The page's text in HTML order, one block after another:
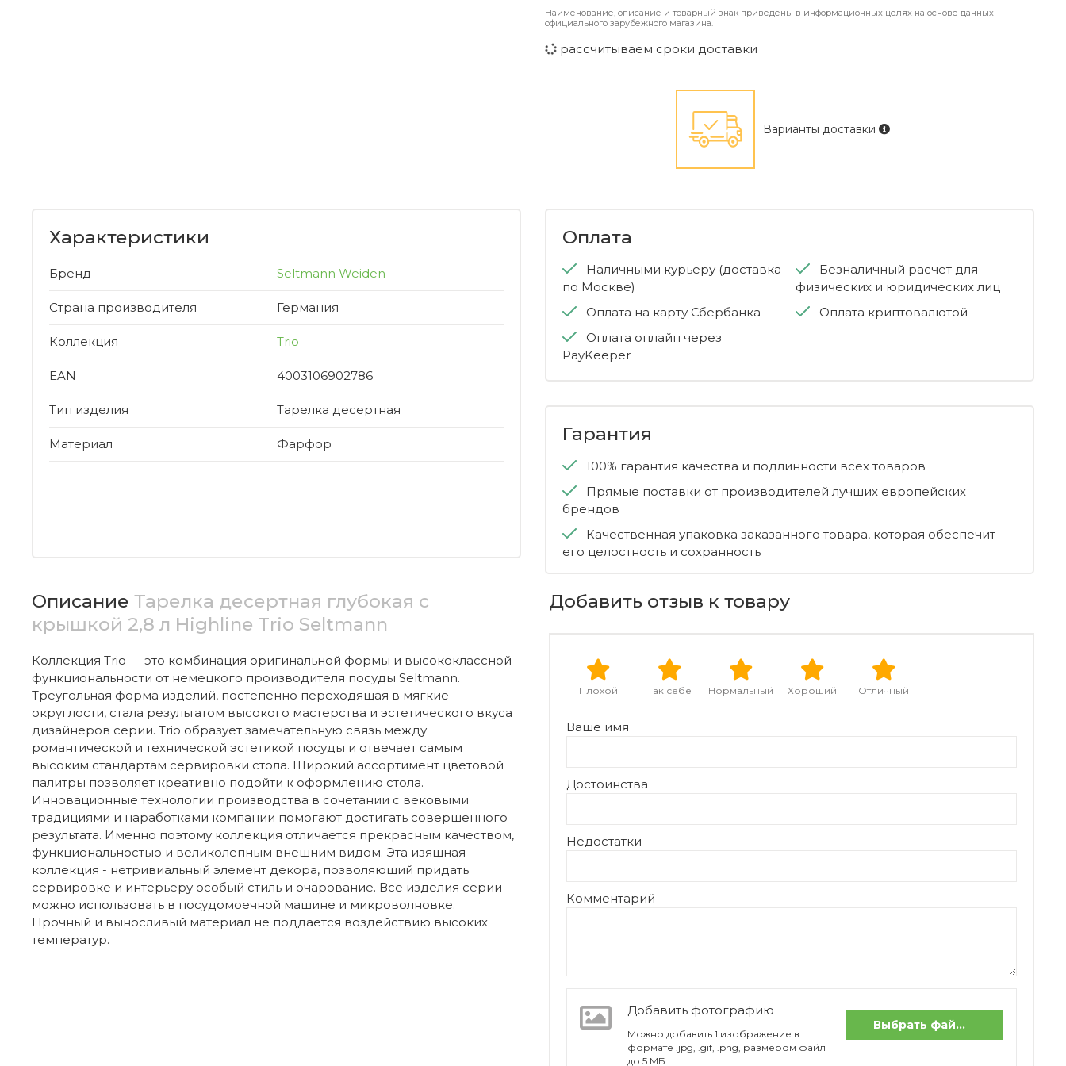
Наименование, описание и товарный знак приведены в информационных целях на основе данных
официального зарубежного магазина.
рассчитываем сроки доставки
Варианты доставки
Характеристики
Бренд Seltmann Weiden
Страна производителя Германия
Коллекция Trio
EAN 4003106902786
Тип изделия Тарелка десертная
Материал Фарфор
Оплата
Наличными курьеру (доставка
по Москве)
Оплата на карту Сбербанка
Оплата онлайн через
PayKeeper
Безналичный расчет для
физических и юридических лиц
Оплата криптовалютой
Гарантия
100% гарантия качества и подлинности всех товаров
Прямые поставки от производителей лучших европейских
брендов
Качественная упаковка заказанного товара, которая обеспечит
его целостность и сохранность
Описание Тарелка десертная глубокая с
крышкой 2,8 л Highline Trio Seltmann
Коллекция Trio — это комбинация оригинальной формы и высококлассной
функциональности от немецкого производителя посуды Seltmann.
Треугольная форма изделий, постепенно переходящая в мягкие
округлости, стала результатом высокого мастерства и эстетического вкуса
дизайнеров серии. Trio образует замечательную связь между
романтической и технической эстетикой посуды и отвечает самым
высоким стандартам сервировки стола. Широкий ассортимент цветовой
палитры позволяет креативно подойти к оформлению стола.
Инновационные технологии производства в сочетании с вековыми
традициями и наработками компании помогают достигать совершенного
результата. Именно поэтому коллекция отличается прекрасным качеством,
функциональностью и великолепным внешним видом. Эта изящная
коллекция - нетривиальный элемент декора, позволяющий придать
сервировке и интерьеру особый стиль и очарование. Все изделия серии
можно использовать в посудомоечной машине и микроволновке.
Прочный и выносливый материал не поддается воздействию высоких
температур.
Добавить отзыв к товару
Отличный
Хороший
Нормальный
Так себе
Плохой
Ваше имя
Достоинства
Недостатки
Комментарий
Добавить фотографию
Можно добавить 1 изображение в
формате .jpg, .gif, .png, размером файл
до 5 МБ
Выбрать файлы